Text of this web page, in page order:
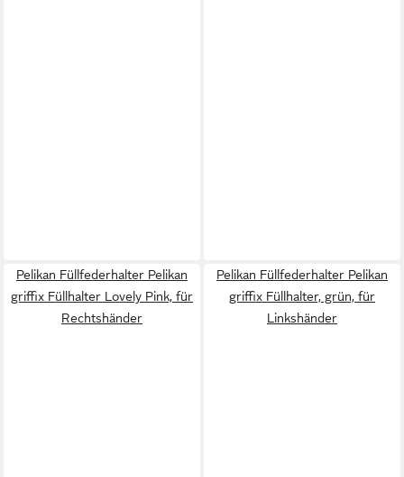
Pelikan Füllfederhalter Pelikan
griffix Füllhalter Lovely Pink, für
Rechtshänder
Pelikan Füllfederhalter Pelikan
griffix Füllhalter, grün, für
Linkshänder